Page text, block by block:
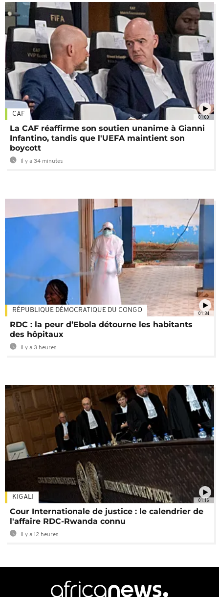
01:00
CAF
La CAF réaffirme son soutien unanime à Gianni
Infantino, tandis que l'UEFA maintient son
boycott
Il y a 34 minutes
01:34
RÉPUBLIQUE DÉMOCRATIQUE DU CONGO
RDC : la peur d’Ebola détourne les habitants
des hôpitaux
Il y a 3 heures
01:16
KIGALI
Cour Internationale de justice : le calendrier de
l'affaire RDC-Rwanda connu
Il y a 12 heures